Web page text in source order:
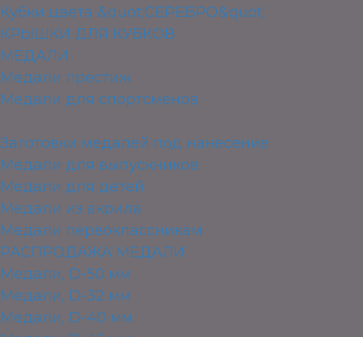
Кубки цвета &quot;СЕРЕБРО&quot;
КРЫШКИ ДЛЯ КУБКОВ
МЕДАЛИ
Медали престиж
Медали для спортсменов
Заготовки медалей под нанесение
Медали для выпускников
Медали для детей
Медали из акрила
Медали первоклассникам
РАСПРОДАЖА МЕДАЛИ
Медали, D-50 мм
Медали, D-32 мм
Медали, D-40 мм